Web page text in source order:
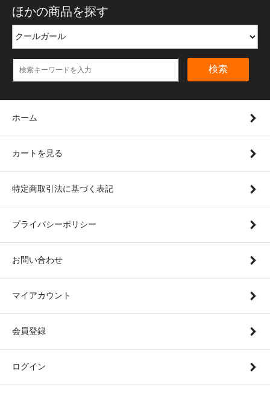
ほかの商品を探す
検索
ホーム
カートを見る
特定商取引法に基づく表記
プライバシーポリシー
お問い合わせ
マイアカウント
会員登録
ログイン